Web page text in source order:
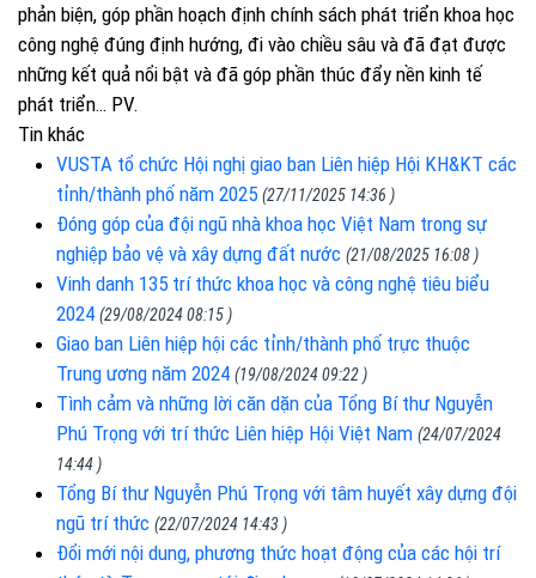
phản biện, góp phần hoạch định chính sách phát triển khoa học
công nghệ đúng định hướng, đi vào chiều sâu và đã đạt được
những kết quả nổi bật và đã góp phần thúc đẩy nền kinh tế
phát triển… PV.
Tin khác
VUSTA tổ chức Hội nghị giao ban Liên hiệp Hội KH&KT các
tỉnh/thành phố năm 2025 (27/11/2025 14:36 )
Đóng góp của đội ngũ nhà khoa học Việt Nam trong sự
nghiệp bảo vệ và xây dựng đất nước (21/08/2025 16:08 )
Vinh danh 135 trí thức khoa học và công nghệ tiêu biểu
2024 (29/08/2024 08:15 )
Giao ban Liên hiệp hội các tỉnh/thành phố trực thuộc
Trung ương năm 2024 (19/08/2024 09:22 )
Tình cảm và những lời căn dặn của Tổng Bí thư Nguyễn
Phú Trọng với trí thức Liên hiệp Hội Việt Nam (24/07/2024
14:44 )
Tổng Bí thư Nguyễn Phú Trọng với tâm huyết xây dựng đội
ngũ trí thức (22/07/2024 14:43 )
Đổi mới nội dung, phương thức hoạt động của các hội trí